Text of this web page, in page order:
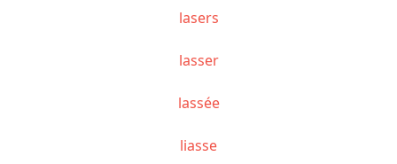
lasers
lasser
lassée
liasse